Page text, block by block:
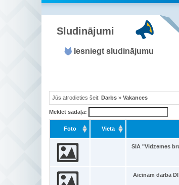
Sludinājumi
Iesniegt sludinājumu
Jūs atrodieties šeit: Darbs » Vakances
Meklēt sadaļā:
Foto Vieta
SIA "Vidzemes
Aicinām darbā